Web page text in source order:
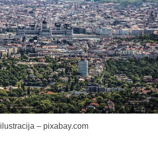
ilustracija – pixabay.com